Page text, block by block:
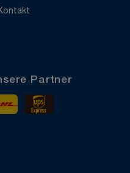
Partner
DHL